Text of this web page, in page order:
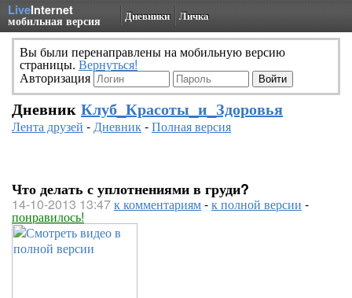
LiveInternet
мобильная версия Дневники Личка
Вы были перенаправлены на мобильную версию
страницы. Вернуться!
Авторизация
Дневник Клуб_Красоты_и_Здоровья
Лента друзей -Дневник-Полная версия
Что делать с уплотнениями в груди?
14-10-2013 13:47к комментариям-к полной версии -
понравилось!